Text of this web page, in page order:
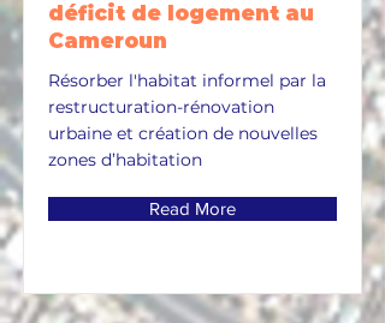
déficit de logement au
Cameroun
Résorber l'habitat informel par la
restructuration-rénovation
urbaine et création de nouvelles
zones d’habitation
Read More